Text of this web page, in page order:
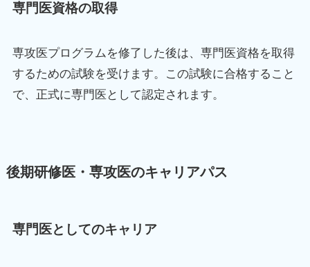
専門医資格の取得
専攻医プログラムを修了した後は、専門医資格を取得
するための試験を受けます。この試験に合格すること
で、正式に専門医として認定されます。
後期研修医・専攻医のキャリアパス
専門医としてのキャリア